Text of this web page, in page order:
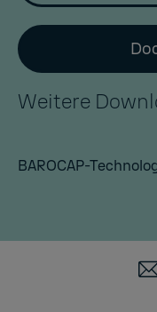
Weitere
BAROCAP-